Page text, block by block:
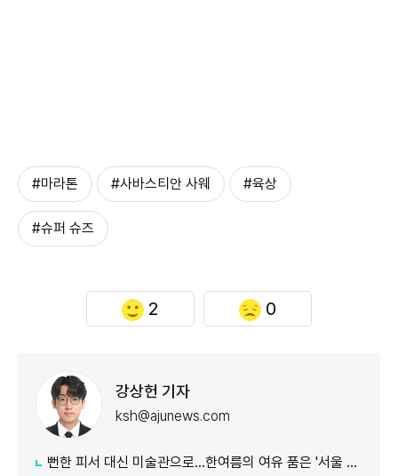
#마라톤 #사바스티안 사웨 #육상
#슈퍼 슈즈
2 0
강상헌 기자
ksh@ajunews.com
뻔한 피서 대신 미술관으로…한여름의 여유 품은 '서울 신규 미술관 4곳'